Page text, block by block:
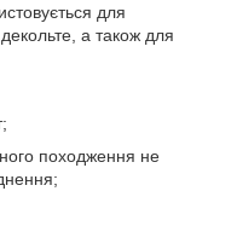
для
а також для
походження не